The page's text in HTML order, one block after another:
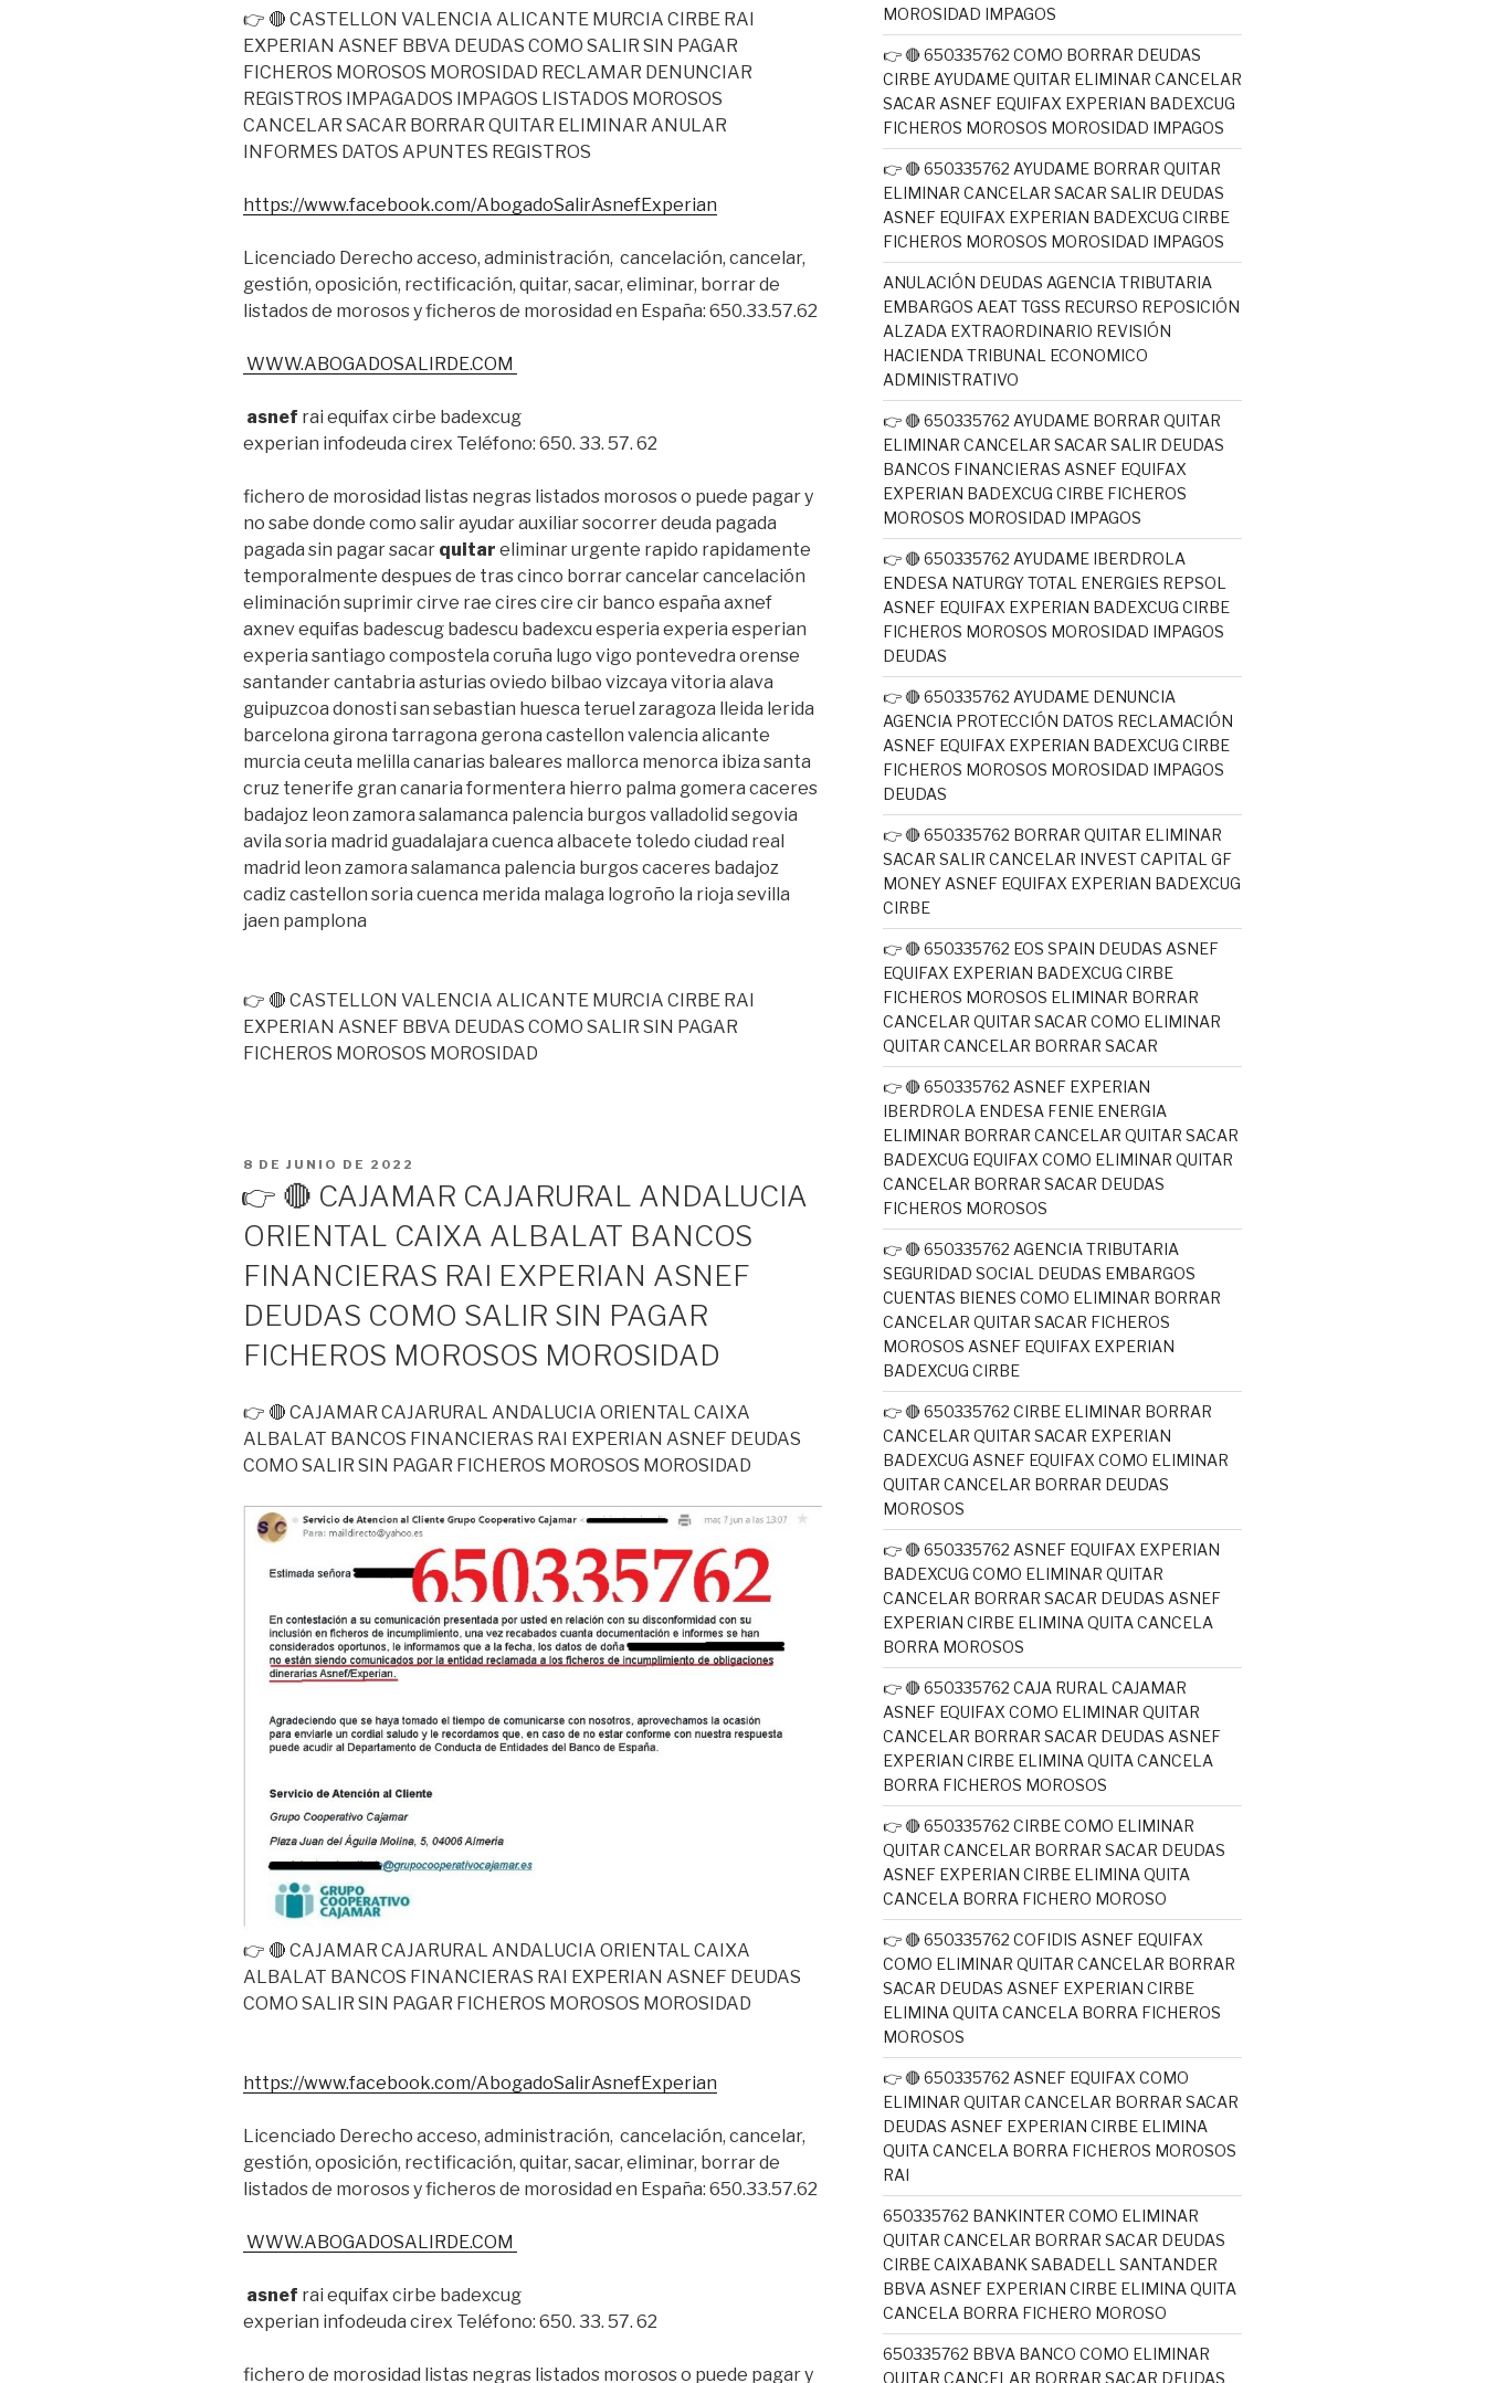
👉 🔴 CASTELLON VALENCIA ALICANTE MURCIA CIRBE RAI
EXPERIAN ASNEF BBVA DEUDAS COMO SALIR SIN PAGAR
FICHEROS MOROSOS MOROSIDAD RECLAMAR DENUNCIAR
REGISTROS IMPAGADOS IMPAGOS LISTADOS MOROSOS
CANCELAR SACAR BORRAR QUITAR ELIMINAR ANULAR
INFORMES DATOS APUNTES REGISTROS
https://www.facebook.com/AbogadoSalirAsnefExperian
Licenciado Derecho acceso, administración, cancelación, cancelar,
gestión, oposición, rectificación, quitar, sacar, eliminar, borrar de
listados de morosos y ficheros de morosidad en España: 650.33.57.62
WWW.ABOGADOSALIRDE.COM
asnef rai equifax cirbe badexcug
experian infodeuda cirex Teléfono: 650. 33. 57. 62
fichero de morosidad listas negras listados morosos o puede pagar y
no sabe donde como salir ayudar auxiliar socorrer deuda pagada
pagada sin pagar sacar quitar eliminar urgente rapido rapidamente
temporalmente despues de tras cinco borrar cancelar cancelación
eliminación suprimir cirve rae cires cire cir banco españa axnef
axnev equifas badescug badescu badexcu esperia experia esperian
experia santiago compostela coruña lugo vigo pontevedra orense
santander cantabria asturias oviedo bilbao vizcaya vitoria alava
guipuzcoa donosti san sebastian huesca teruel zaragoza lleida lerida
barcelona girona tarragona gerona castellon valencia alicante
murcia ceuta melilla canarias baleares mallorca menorca ibiza santa
cruz tenerife gran canaria formentera hierro palma gomera caceres
badajoz leon zamora salamanca palencia burgos valladolid segovia
avila soria madrid guadalajara cuenca albacete toledo ciudad real
madrid leon zamora salamanca palencia burgos caceres badajoz
cadiz castellon soria cuenca merida malaga logroño la rioja sevilla
jaen pamplona
👉 🔴 CASTELLON VALENCIA ALICANTE MURCIA CIRBE RAI
EXPERIAN ASNEF BBVA DEUDAS COMO SALIR SIN PAGAR
FICHEROS MOROSOS MOROSIDAD
PUBLICADO
8 DE JUNIO DE 2022
👉 🔴 CAJAMAR CAJARURAL ANDALUCIA
ORIENTAL CAIXA ALBALAT BANCOS
FINANCIERAS RAI EXPERIAN ASNEF
DEUDAS COMO SALIR SIN PAGAR
FICHEROS MOROSOS MOROSIDAD
👉 🔴 CAJAMAR CAJARURAL ANDALUCIA ORIENTAL CAIXA
ALBALAT BANCOS FINANCIERAS RAI EXPERIAN ASNEF DEUDAS
COMO SALIR SIN PAGAR FICHEROS MOROSOS MOROSIDAD
👉 🔴 CAJAMAR CAJARURAL ANDALUCIA ORIENTAL CAIXA
ALBALAT BANCOS FINANCIERAS RAI EXPERIAN ASNEF DEUDAS
COMO SALIR SIN PAGAR FICHEROS MOROSOS MOROSIDAD
https://www.facebook.com/AbogadoSalirAsnefExperian
Licenciado Derecho acceso, administración, cancelación, cancelar,
gestión, oposición, rectificación, quitar, sacar, eliminar, borrar de
listados de morosos y ficheros de morosidad en España: 650.33.57.62
WWW.ABOGADOSALIRDE.COM
asnef rai equifax cirbe badexcug
experian infodeuda cirex Teléfono: 650. 33. 57. 62
fichero de morosidad listas negras listados morosos o puede pagar y
MOROSIDAD IMPAGOS
👉 🔴 650335762 COMO BORRAR DEUDAS
CIRBE AYUDAME QUITAR ELIMINAR CANCELAR
SACAR ASNEF EQUIFAX EXPERIAN BADEXCUG
FICHEROS MOROSOS MOROSIDAD IMPAGOS
👉 🔴 650335762 AYUDAME BORRAR QUITAR
ELIMINAR CANCELAR SACAR SALIR DEUDAS
ASNEF EQUIFAX EXPERIAN BADEXCUG CIRBE
FICHEROS MOROSOS MOROSIDAD IMPAGOS
ANULACIÓN DEUDAS AGENCIA TRIBUTARIA
EMBARGOS AEAT TGSS RECURSO REPOSICIÓN
ALZADA EXTRAORDINARIO REVISIÓN
HACIENDA TRIBUNAL ECONOMICO
ADMINISTRATIVO
👉 🔴 650335762 AYUDAME BORRAR QUITAR
ELIMINAR CANCELAR SACAR SALIR DEUDAS
BANCOS FINANCIERAS ASNEF EQUIFAX
EXPERIAN BADEXCUG CIRBE FICHEROS
MOROSOS MOROSIDAD IMPAGOS
👉 🔴 650335762 AYUDAME IBERDROLA
ENDESA NATURGY TOTAL ENERGIES REPSOL
ASNEF EQUIFAX EXPERIAN BADEXCUG CIRBE
FICHEROS MOROSOS MOROSIDAD IMPAGOS
DEUDAS
👉 🔴 650335762 AYUDAME DENUNCIA
AGENCIA PROTECCIÓN DATOS RECLAMACIÓN
ASNEF EQUIFAX EXPERIAN BADEXCUG CIRBE
FICHEROS MOROSOS MOROSIDAD IMPAGOS
DEUDAS
👉 🔴 650335762 BORRAR QUITAR ELIMINAR
SACAR SALIR CANCELAR INVEST CAPITAL GF
MONEY ASNEF EQUIFAX EXPERIAN BADEXCUG
CIRBE
👉 🔴 650335762 EOS SPAIN DEUDAS ASNEF
EQUIFAX EXPERIAN BADEXCUG CIRBE
FICHEROS MOROSOS ELIMINAR BORRAR
CANCELAR QUITAR SACAR COMO ELIMINAR
QUITAR CANCELAR BORRAR SACAR
👉 🔴 650335762 ASNEF EXPERIAN
IBERDROLA ENDESA FENIE ENERGIA
ELIMINAR BORRAR CANCELAR QUITAR SACAR
BADEXCUG EQUIFAX COMO ELIMINAR QUITAR
CANCELAR BORRAR SACAR DEUDAS
FICHEROS MOROSOS
👉 🔴 650335762 AGENCIA TRIBUTARIA
SEGURIDAD SOCIAL DEUDAS EMBARGOS
CUENTAS BIENES COMO ELIMINAR BORRAR
CANCELAR QUITAR SACAR FICHEROS
MOROSOS ASNEF EQUIFAX EXPERIAN
BADEXCUG CIRBE
👉 🔴 650335762 CIRBE ELIMINAR BORRAR
CANCELAR QUITAR SACAR EXPERIAN
BADEXCUG ASNEF EQUIFAX COMO ELIMINAR
QUITAR CANCELAR BORRAR DEUDAS
MOROSOS
👉 🔴 650335762 ASNEF EQUIFAX EXPERIAN
BADEXCUG COMO ELIMINAR QUITAR
CANCELAR BORRAR SACAR DEUDAS ASNEF
EXPERIAN CIRBE ELIMINA QUITA CANCELA
BORRA MOROSOS
👉 🔴 650335762 CAJA RURAL CAJAMAR
ASNEF EQUIFAX COMO ELIMINAR QUITAR
CANCELAR BORRAR SACAR DEUDAS ASNEF
EXPERIAN CIRBE ELIMINA QUITA CANCELA
BORRA FICHEROS MOROSOS
👉 🔴 650335762 CIRBE COMO ELIMINAR
QUITAR CANCELAR BORRAR SACAR DEUDAS
ASNEF EXPERIAN CIRBE ELIMINA QUITA
CANCELA BORRA FICHERO MOROSO
👉 🔴 650335762 COFIDIS ASNEF EQUIFAX
COMO ELIMINAR QUITAR CANCELAR BORRAR
SACAR DEUDAS ASNEF EXPERIAN CIRBE
ELIMINA QUITA CANCELA BORRA FICHEROS
MOROSOS
👉 🔴 650335762 ASNEF EQUIFAX COMO
ELIMINAR QUITAR CANCELAR BORRAR SACAR
DEUDAS ASNEF EXPERIAN CIRBE ELIMINA
QUITA CANCELA BORRA FICHEROS MOROSOS
RAI
650335762 BANKINTER COMO ELIMINAR
QUITAR CANCELAR BORRAR SACAR DEUDAS
CIRBE CAIXABANK SABADELL SANTANDER
BBVA ASNEF EXPERIAN CIRBE ELIMINA QUITA
CANCELA BORRA FICHERO MOROSO
650335762 BBVA BANCO COMO ELIMINAR
QUITAR CANCELAR BORRAR SACAR DEUDAS